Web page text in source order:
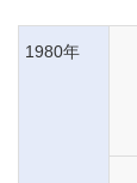
1980年